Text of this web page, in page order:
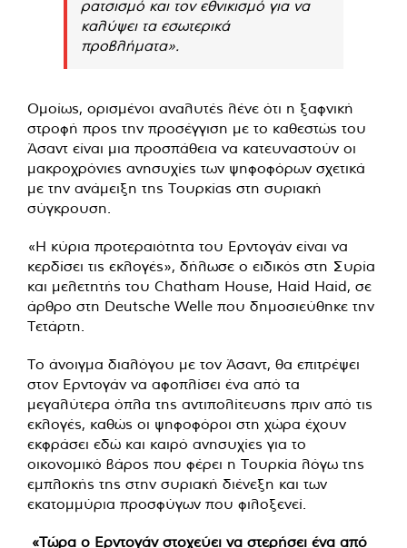
ρατσισμό και τον εθνικισμό για να
καλύψει τα εσωτερικά
προβλήματα».
Ομοίως, ορισμένοι αναλυτές λένε ότι η ξαφνική
στροφή προς την προσέγγιση με το καθεστώς του
Άσαντ είναι μια προσπάθεια να κατευναστούν οι
μακροχρόνιες ανησυχίες των ψηφοφόρων σχετικά
με την ανάμειξη της Τουρκίας στη συριακή
σύγκρουση.
«Η κύρια προτεραιότητα του Ερντογάν είναι να
κερδίσει τις εκλογές», δήλωσε ο ειδικός στη Συρία
και μελετητής του Chatham House, Haid Haid, σε
άρθρο στη Deutsche Welle που δημοσιεύθηκε την
Τετάρτη.
Το άνοιγμα διαλόγου με τον Άσαντ, θα επιτρέψει
στον Ερντογάν να αφοπλίσει ένα από τα
μεγαλύτερα όπλα της αντιπολίτευσης πριν από τις
εκλογές, καθώς οι ψηφοφόροι στη χώρα έχουν
εκφράσει εδώ και καιρό ανησυχίες για το
οικονομικό βάρος που φέρει η Τουρκία λόγω της
εμπλοκής της στην συριακή διένεξη και των
εκατομμύρια προσφύγων που φιλοξενεί.
«Τώρα ο Ερντογάν στοχεύει να στερήσει ένα από